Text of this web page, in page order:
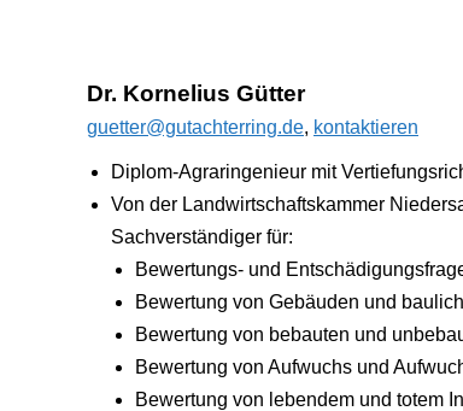
Dr. Kornelius Gütter
guetter@gutachterring.de, kontaktieren
Diplom-Agraringenieur mit
Von der Landwirtschaftskammer
Sachverständiger für:
Bewertungs- und
Bewertung von Gebäuden und
Bewertung von bebauten und
Bewertung von Aufwuchs und
Bewertung von lebendem und totem